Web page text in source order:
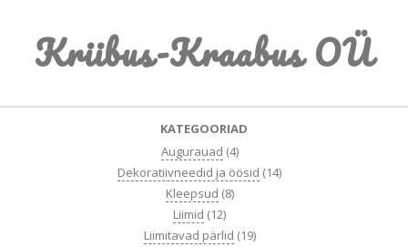
contentKriibus-Kraabus OÜ
KATEGOORIAD
Augurauad (4)
Dekoratiivneedid ja öösid (14)
Kleepsud (8)
Liimid (12)
Liimitavad pärlid (19)